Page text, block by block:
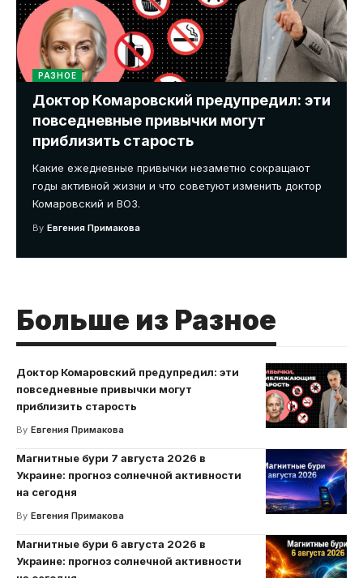
РАЗНОЕ
Доктор Комаровский предупредил: эти
повседневные привычки могут
приблизить старость
Какие ежедневные привычки незаметно сокращают
годы активной жизни и что советуют изменить доктор
Комаровский и ВОЗ.
By Евгения Примакова
Больше из Разное
Доктор Комаровский предупредил: эти
повседневные привычки могут
приблизить старость
By Евгения Примакова
Магнитные бури 7 августа 2026 в
Украине: прогноз солнечной активности
на сегодня
By Евгения Примакова
Магнитные бури 6 августа 2026 в
Украине: прогноз солнечной активности